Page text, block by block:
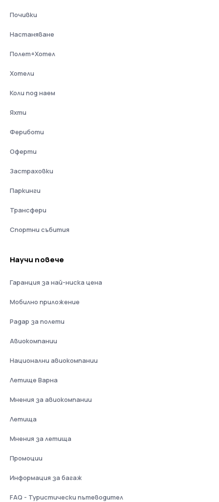
Почивки
Настаняване
Полет+Хотел
Хотели
Коли под наем
Яхти
Фериботи
Оферти
Застраховки
Паркинги
Трансфери
Спортни събития
Научи повече
Гаранция за най-ниска цена
Мобилно приложение
Радар за полети
Авиокомпании
Национални авиокомпании
Летище Варна
Мнения за авиокомпании
Летища
Мнения за летища
Промоции
Информация за багаж
FAQ - Туристически пътеводител